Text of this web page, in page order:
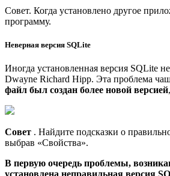
Совет. Когда установлено другое
программу.
Неверная версия SQLite
Иногда установленная версия SQLite
Dwayne Richard Hipp. Эта проблема
файл был создан более новой версией
Совет . Найдите подсказки о
выбрав «Свойства».
В первую очередь проблемы,
установлена неправильная версия